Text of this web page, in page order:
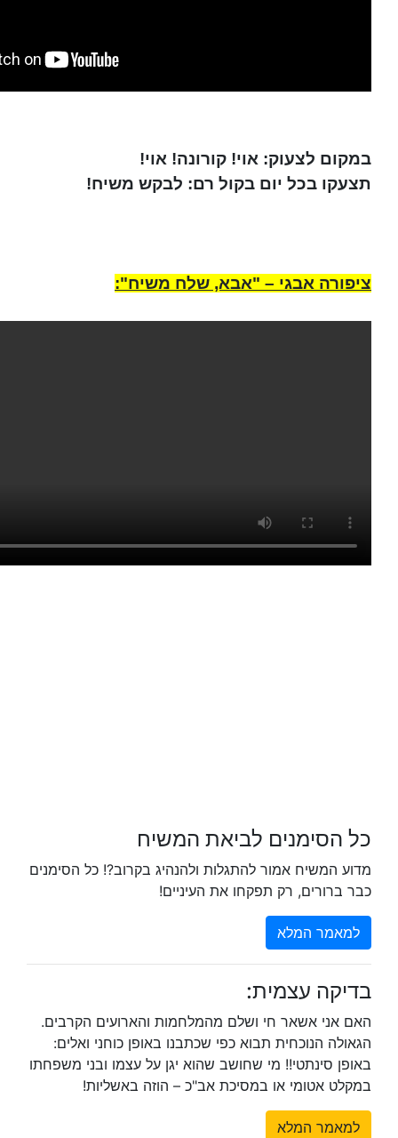
במקום לצעוק: אוי! קורונה! אוי!
תצעקו בכל יום בקול רם: לבקש משיח!
ציפורה אבגי – "אבא, שלח משיח":
כל הסימנים לביאת המשיח
מדוע המשיח אמור להתגלות ולהנהיג בקרוב?! כל הסימנים
כבר ברורים, רק תפקחו את העיניים!
למאמר המלא
בדיקה עצמית:
האם אני אשאר חי ושלם מהמלחמות והארועים הקרבים.
הגאולה הנוכחית תבוא כפי שכתבנו באופן כוחני ואלים:
באופן סינתטי!! מי שחושב שהוא יגן על עצמו ובני משפחתו
במקלט אטומי או במסיכת אב"כ – הוזה באשליות!
למאמר המלא